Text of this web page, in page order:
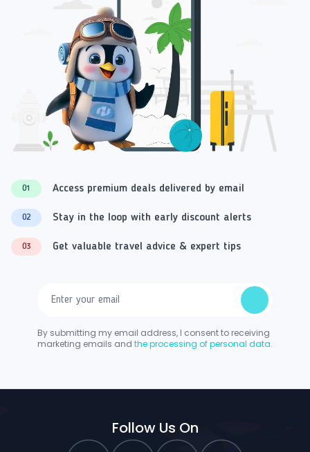
01 Access premium deals delivered by email
02 Stay in the loop with early discount alerts
03 Get valuable travel advice & expert tips
By submitting my email address, I consent to receiving
marketing emails and the processing of personal data.
Follow Us On